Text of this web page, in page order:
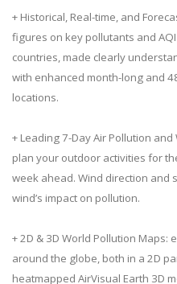
+ Historical, Real-time, and
figures on key pollutants and
countries, made clearly
with enhanced month-long and
locations.
+ Leading 7-Day Air Pollution
plan your outdoor activities for
week ahead. Wind direction and
wind’s impact on pollution.
+ 2D & 3D World Pollution
around the globe, both in a 2D
heatmapped AirVisual Earth 3D